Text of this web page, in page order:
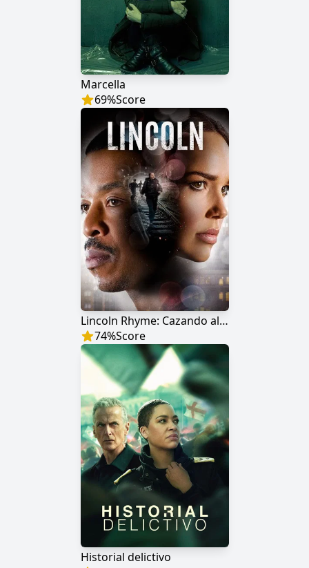
Marcella
69%Score
Lincoln Rhyme: Cazando al coleccionista de huesos
74%Score
Historial delictivo